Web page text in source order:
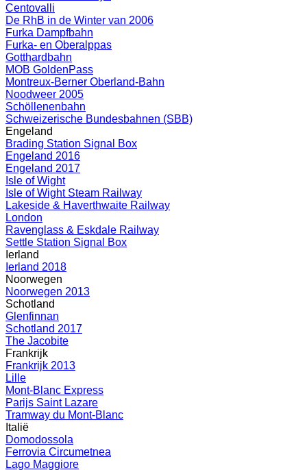
Centovalli
De RhB in de Winter van 2006
Furka Dampfbahn
Furka- en Oberalppas
Gotthardbahn
MOB GoldenPass
Montreux-Berner Oberland-Bahn
Noodweer 2005
Schöllenenbahn
Schweizerische Bundesbahnen (SBB)
Engeland
Brading Station Signal Box
Engeland 2016
Engeland 2017
Isle of Wight
Isle of Wight Steam Railway
Lakeside & Haverthwaite Railway
London
Ravenglass & Eskdale Railway
Settle Station Signal Box
Ierland
Ierland 2018
Noorwegen
Noorwegen 2013
Schotland
Glenfinnan
Schotland 2017
The Jacobite
Frankrijk
Frankrijk 2013
Lille
Mont-Blanc Express
Parijs Saint Lazare
Tramway du Mont-Blanc
Italië
Domodossola
Ferrovia Circumetnea
Lago Maggiore